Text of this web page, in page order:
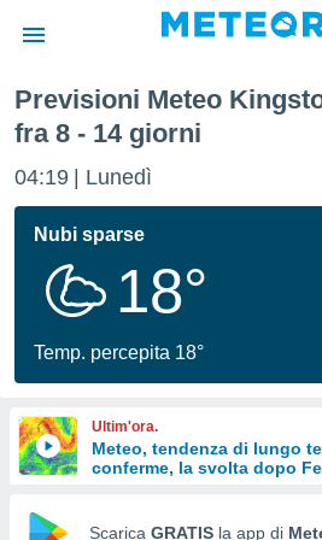
di
per
di
Web
le
Previsioni Meteo
fra 8 - 14 giorni
04:19 Lunedì
Nubi sparse
18°
Temp. percepita 18°
Ultim'ora.
Meteo, tendenza di lungo
conferme, la svolta dopo
Scarica GRATIS la app di